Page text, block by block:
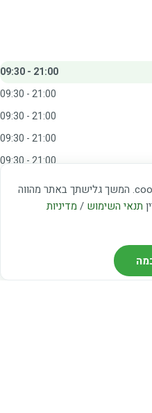
באתר זה נעשה שימוש בקבצי cookies. המשך גלישתך באתר מהווה
תנאי השימוש / מדיניות
09:30 - 21:00
09:30 - 21:00
09:30 - 21:00
09:30 - 21:00
09:30 - 21:00
09:00 - 15:00
20:00 - 23:00